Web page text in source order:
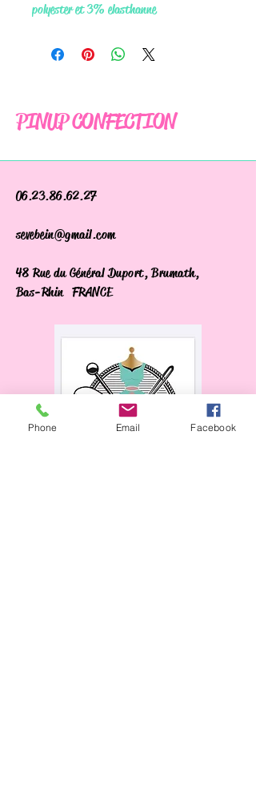
polyester et 3% elasthanne
PINUP CONFECTION
06.23.86.62.27
sevebein@gmail.com
48 Rue du Général Duport, Brumath,
Bas-Rhin FRANCE
Phone Email Facebook